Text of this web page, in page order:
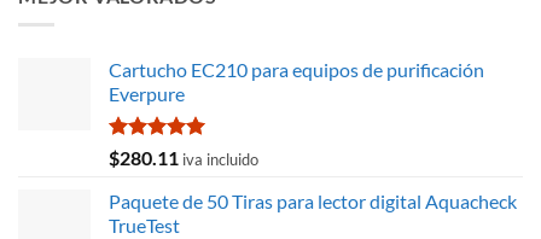
era:
Cartucho EC210 para equipos de purificación
Everpure
Valorado
con
de 5
$280.11 iva incluido
Paquete de 50 Tiras para lector digital Aquacheck
TrueTest